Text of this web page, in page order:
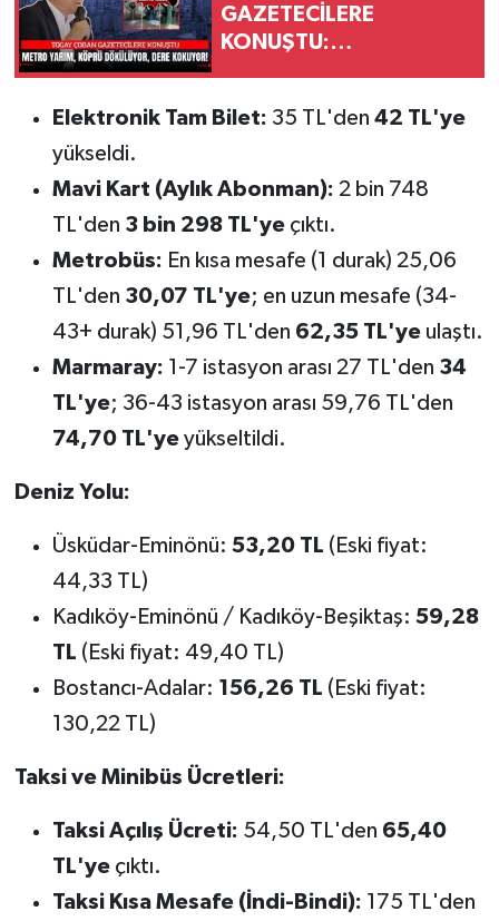
GAZETECİLERE
KONUŞTU:
DÖKÜLÜYOR, DERE
Elektronik Tam Bilet: 35 TL'den 42 TL'ye
yükseldi.
Mavi Kart (Aylık Abonman): 2 bin 748
TL'den 3 bin 298 TL'yeçıktı.
Metrobüs: En kısa mesafe (1 durak) 25,06
TL'den 30,07 TL'ye; en uzun mesafe (34-
43+ durak) 51,96 TL'den 62,35 TL'yeulaştı.
Marmaray: 1-7 istasyon arası 27 TL'den 34
TL'ye; 36-43 istasyon arası 59,76 TL'den
74,70 TL'yeyükseltildi.
Deniz Yolu:
Üsküdar-Eminönü: 53,20 TL (Eski fiyat:
44,33 TL)
Kadıköy-Eminönü / Kadıköy-Beşiktaş: 59,28
TL (Eski fiyat: 49,40 TL)
Bostancı-Adalar: 156,26 TL (Eski fiyat:
130,22 TL)
Taksi ve Minibüs Ücretleri:
Taksi Açılış Ücreti: 54,50 TL'den 65,40
TL'yeçıktı.
Taksi Kısa Mesafe (İndi-Bindi): 175 TL'den